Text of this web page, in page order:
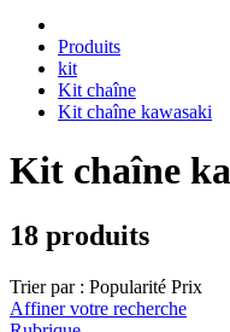
Produits
kit
Kit chaîne
Kit chaîne kawasaki
Kit chaîne
18 produits
Trier par : Popularité Prix
Affiner votre recherche